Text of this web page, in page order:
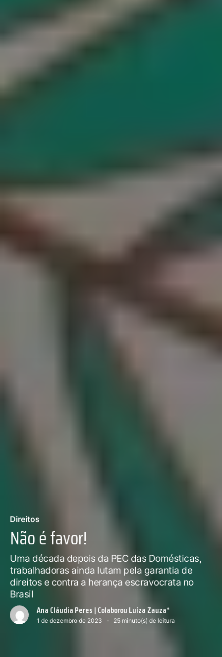
Direitos
Não é favor!
Uma década depois da PEC das Domésticas,
trabalhadoras ainda lutam pela garantia de
direitos e contra a herança escravocrata no
Brasil
Ana Cláudia Peres | Colaborou Luíza Zauza*
1 de dezembro de 2023 25 minuto(s) de leitura